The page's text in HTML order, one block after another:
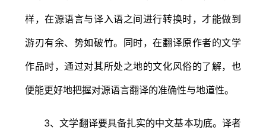
样，在源语言与译入语之间进行转换时，才能做到
游刃有余、势如破竹。同时，在翻译原作者的文学
作品时，通过对其所处之地的文化风俗的了解，也
便能更好地把握对源语言翻译的准确性与地道性。
3、文学翻译要具备扎实的中文基本功底。译者